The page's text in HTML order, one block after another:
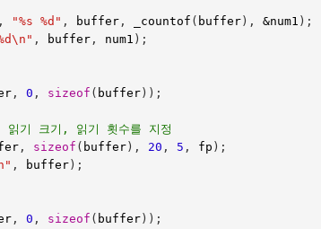
, "%s %d" , buffer, _countof ( buffer), &num1 );
\n " , buffer, num1 );
, 0 , sizeof ( buffer));
기 크기, 읽기 횟수를 지정
, sizeof ( buffer), 20 , 5 , fp );
" , buffer);
, 0 , sizeof ( buffer));